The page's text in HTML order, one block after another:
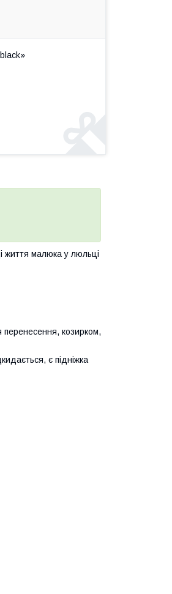
життя малюка у люльці
козирком,
є підніжка